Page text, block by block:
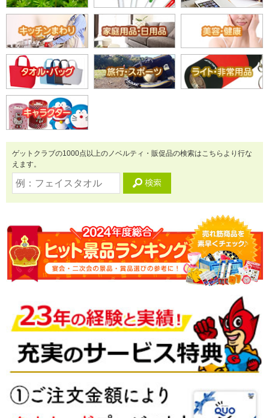
ゲットクラブの1000点以上のノベルティ・販促品の検索はこちらより行な
えます。